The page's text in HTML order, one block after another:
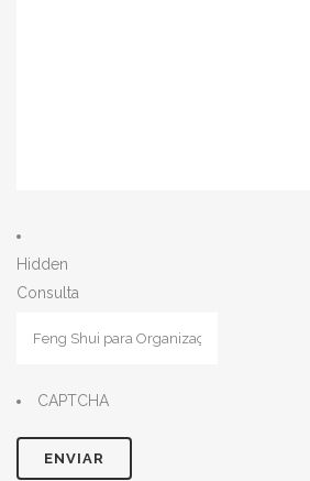
Hidden
Consulta
CAPTCHA